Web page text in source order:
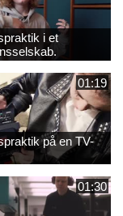
i et
01:19
på en TV-
01:30